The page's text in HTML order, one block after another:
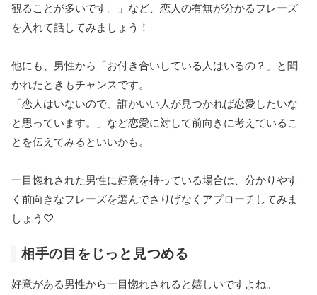
観ることが多いです。」など、恋人の有無が分かるフレーズ
を入れて話してみましょう！
他にも、男性から「お付き合いしている人はいるの？」と聞
かれたときもチャンスです。
「恋人はいないので、誰かいい人が見つかれば恋愛したいな
と思っています。」など恋愛に対して前向きに考えているこ
とを伝えてみるといいかも。
一目惚れされた男性に好意を持っている場合は、分かりやす
く前向きなフレーズを選んでさりげなくアプローチしてみま
しょう♡
相手の目をじっと見つめる
好意がある男性から一目惚れされると嬉しいですよね。